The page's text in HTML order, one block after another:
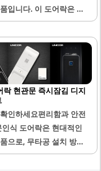
입니다. 이 도어락은 지
양한 출입 방법을 지원
용에 적합하며, 강화유
어 기능을 통해 언제 어
을 더합니다. 설치가 간
치할 수 있습니다. 또한,
로 확인할 수 있으며, 출
특히 비즈니스 환경에
편의를 고려한 설계가
터리 수명도 길어, 지속
비스가 원활하여 설치
현관문 즉시잠김 디지
인하세요편리함과 안전
식 도어락은 현대적인
으로, 무타공 설치 방식
은 기존 도어락의 불편